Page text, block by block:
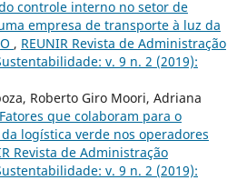
controle interno no setor de
empresa de transporte à luz da
, REUNIR Revista de Administração
v. 9 n. 2 (2019):
Roberto Giro Moori, Adriana
Fatores que colaboram para o
logística verde nos operadores
Revista de Administração
v. 9 n. 2 (2019):